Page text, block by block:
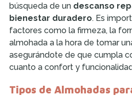
búsqueda de un descanso
bienestar duradero. Es
factores como la firmeza, la
almohada a la hora de tomar
asegurándote de que cumpla
cuanto a confort y
Tipos de Almohadas